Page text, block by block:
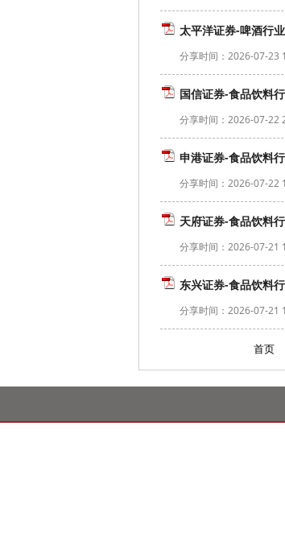
太平洋证券-啤酒行
分享时间： 2026-07-23
国信证券-食品饮料
分享时间： 2026-07-22
申港证券-食品饮料
分享时间： 2026-07-22
天府证券-食品饮料
分享时间： 2026-07-21
东兴证券-食品饮料
分享时间： 2026-07-21
首页